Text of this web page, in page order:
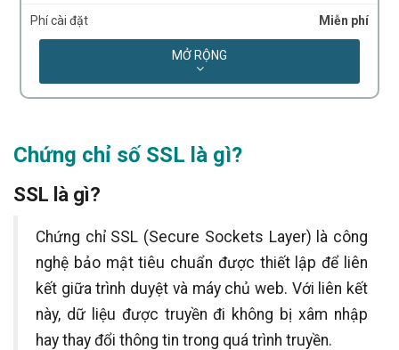
Phí cài đặt Miễn phí
Site Seal Static
Hỗ trợ mọi trình duyệt
Hỗ trợ mọi thiết bị di động
MỞ RỘNG
Chứng chỉ số SSL là gì?
SSL là gì?
Chứng chỉ SSL (Secure Sockets Layer) là công
nghệ bảo mật tiêu chuẩn được thiết lập để liên
kết giữa trình duyệt và máy chủ web. Với liên kết
này, dữ liệu được truyền đi không bị xâm nhập
hay thay đổi thông tin trong quá trình truyền.